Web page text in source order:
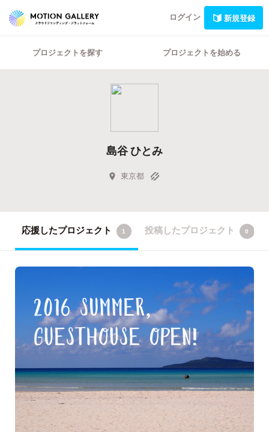
ログイン 新規登録
プロジェクトを探す プロジェクトを始める
島谷 ひとみ
東京都
応援したプロジェクト 1 投稿したプロジェクト 0